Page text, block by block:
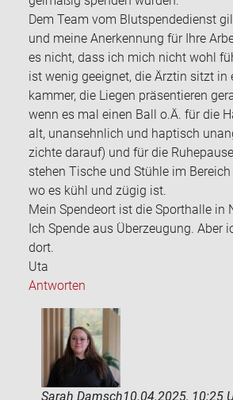
Dem Team vom Blut­spen­de­dienst
und meine An­er­ken­nung für Ihre
es nicht, dass ich mich nicht wohl
ist wenig ge­eig­net, die Ärz­tin sitzt
kam­mer, die Lie­gen prä­sen­tie­ren
wenn es mal einen Ball o.Ä. für die
alt, un­an­sehn­lich und hap­tisch
zich­te dar­auf) und für die
ste­hen Ti­sche und Stüh­le im
wo es kühl und zügig ist.
Mein Spen­de­ort ist die Sport­hal­le in
Ich Spen­de aus Über­zeu­gung. Aber
dort.
Uta
Antworten
Sarah Damsch10.04.2025, 10:25